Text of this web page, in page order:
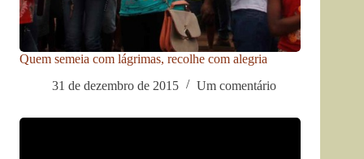
Quem semeia com lágrimas, recolhe com alegria
31 de dezembro de 2015
Um comentário